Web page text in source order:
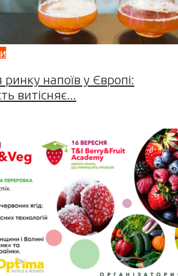
напоїв у Європі:
витісняє...